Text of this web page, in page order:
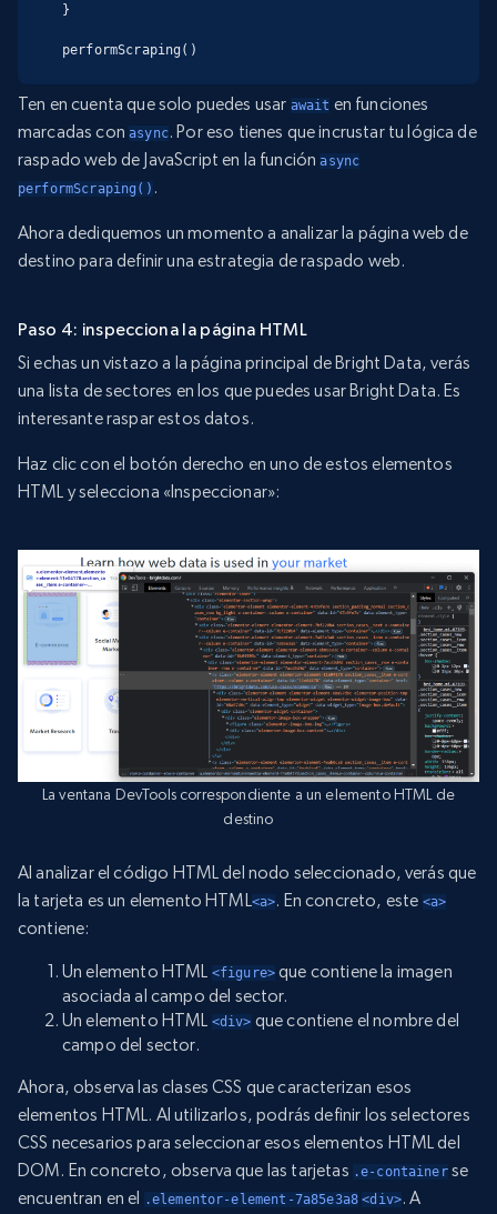
}
performScraping()
Ten en cuenta que solo puedes usar await en funciones
marcadas conasync. Por eso tienes que incrustar tu lógica de
raspado web de JavaScript en la funciónasync
performScraping() .
Ahora dediquemos un momento a analizar la página web de
destino para definir una estrategia de raspado web.
Paso 4: inspecciona la página HTML
Si echas un vistazo a la página principal de Bright Data, verás
una lista de sectores en los que puedes usar Bright Data. Es
interesante raspar estos datos.
Haz clic con el botón derecho en uno de estos elementos
HTML y selecciona «Inspeccionar»:
La ventana DevTools correspondiente a un elemento HTML de
destino
Al analizar el código HTML del nodo seleccionado, verás que
la tarjeta es un elemento HTML<a>. En concreto, este <a>
contiene:
Un elemento HTML <figure> que contiene la imagen
asociada al campo del sector.
Un elemento HTML <div> que contiene el nombre del
campo del sector.
Ahora, observa las clases CSS que caracterizan esos
elementos HTML. Al utilizarlos, podrás definir los selectores
CSS necesarios para seleccionar esos elementos HTML del
DOM. En concreto, observa que las tarjetas .e-containerse
encuentran en el
.elementor-element-7a85e3a8 <div>. A